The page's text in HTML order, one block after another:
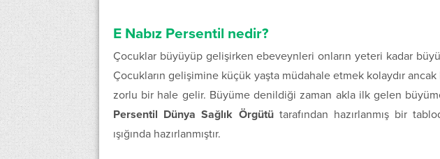
E Nabız Persentil nedir?
Çocuklar büyüyüp gelişirken ebeveynleri onların yeteri kadar
Çocukların gelişimine küçük yaşta müdahale etmek kolaydır
zorlu bir hale gelir. Büyüme denildiği zaman akla ilk gelen
Persentil Dünya Sağlık Örgütütarafından hazırlanmış bir
ışığında hazırlanmıştır.